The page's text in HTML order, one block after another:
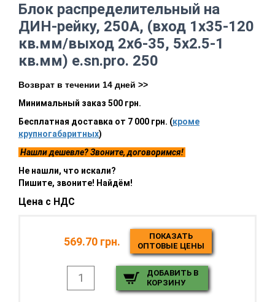
Блок распределительный на
ДИН-рейку, 250А, (вход 1х35-120
кв.мм/выход 2х6-35, 5х2.5-1
кв.мм) e.sn.pro. 250
Возврат в течении 14 дней >>
Минимальный заказ 500 грн.
Бесплатная доставка от 7 000 грн. (кроме
крупногабаритных)
Нашли дешевле? Звоните, договоримся!
Не нашли, что искали?
Пишите, звоните! Найдём!
Цена с НДС
569.70 грн.
ПОКАЗАТЬ
ОПТОВЫЕ ЦЕНЫ
ДОБАВИТЬ В
КОРЗИНУ